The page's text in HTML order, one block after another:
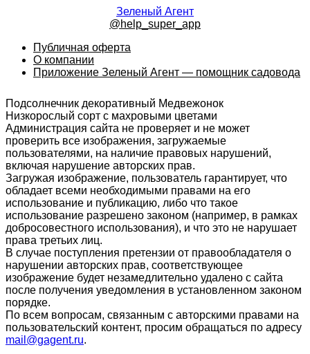
Зеленый Агент
@help_super_app
Публичная оферта
О компании
Приложение Зеленый Агент — помощник садовода
Подсолнечник декоративный Медвежонок
Низкорослый сорт с махровыми цветами
Администрация сайта не проверяет и не может
проверить все изображения, загружаемые
пользователями, на наличие правовых нарушений,
включая нарушение авторских прав.
Загружая изображение, пользователь гарантирует, что
обладает всеми необходимыми правами на его
использование и публикацию, либо что такое
использование разрешено законом (например, в рамках
добросовестного использования), и что это не нарушает
права третьих лиц.
В случае поступления претензии от правообладателя о
нарушении авторских прав, соответствующее
изображение будет незамедлительно удалено с сайта
после получения уведомления в установленном законом
порядке.
По всем вопросам, связанным с авторскими правами на
пользовательский контент, просим обращаться по адресу
mail@gagent.ru.